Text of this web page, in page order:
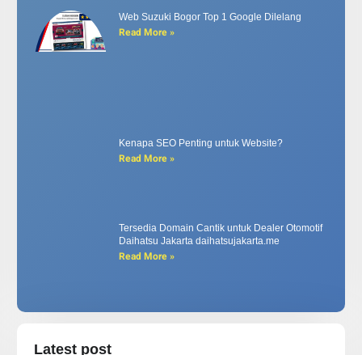
Web Suzuki Bogor Top 1 Google Dilelang
Read More »
Kenapa SEO Penting untuk Website?
Read More »
Tersedia Domain Cantik untuk Dealer Otomotif
Daihatsu Jakarta daihatsujakarta.me
Read More »
Latest post